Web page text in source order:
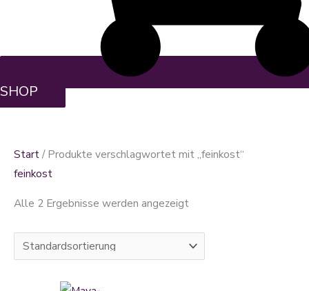
SHOP
Start/ Produkte verschlagwortet mit „feinkost“
feinkost
Alle 2 Ergebnisse werden angezeigt